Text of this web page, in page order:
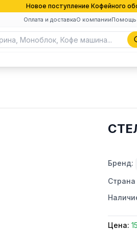
Новое поступление Кофейного
Оплата и доставкаО компанииПомощь
Бренд:
Страна
Цена: